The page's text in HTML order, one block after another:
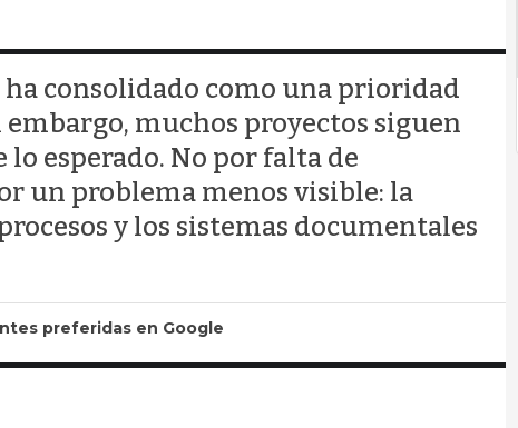
ha consolidado como una prioridad
muchos proyectos siguen
esperado. No por falta de
un problema menos visible: la
y los sistemas documentales
preferidas en Google